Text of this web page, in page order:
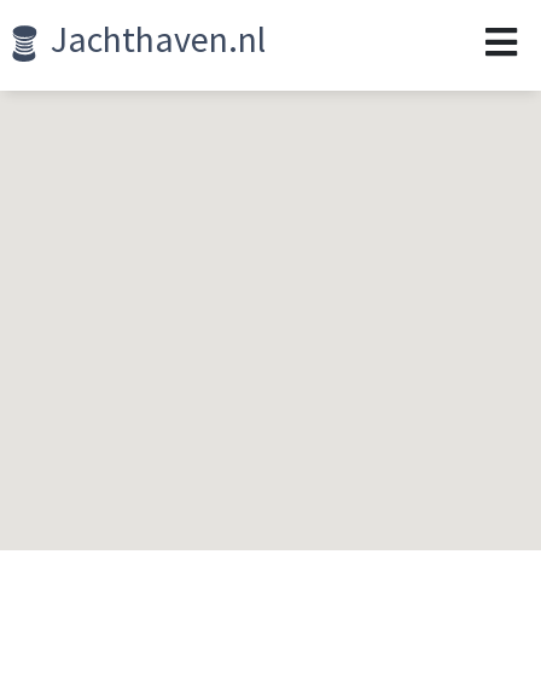
Jachthaven.nl